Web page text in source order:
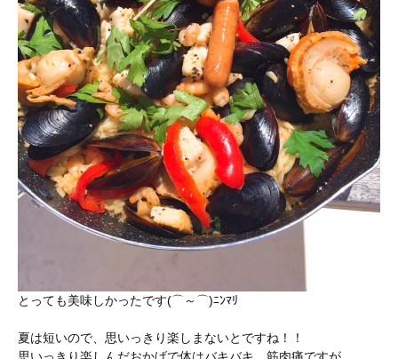
とっても美味しかったです(⌒～⌒)ﾆﾝﾏﾘ
夏は短いので、思いっきり楽しまないとですね！！